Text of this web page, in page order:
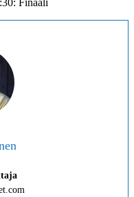
Finaali